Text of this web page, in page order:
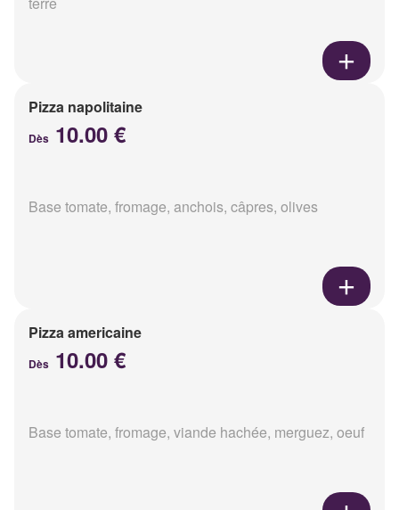
Pizza napolitaine
Dès 10.00 €
Base tomate, fromage, anchois, câpres, olives
Pizza americaine
Dès 10.00 €
Base tomate, fromage, viande hachée, merguez, oeuf